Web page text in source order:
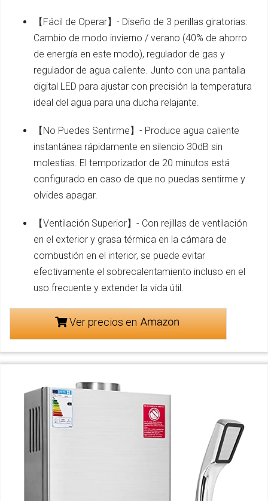
【Fácil de Operar】- Diseño de 3 perillas giratorias:
Cambio de modo invierno / verano (40% de ahorro
de energía en este modo), regulador de gas y
regulador de agua caliente. Junto con una pantalla
digital LED para ajustar con precisión la temperatura
ideal del agua para una ducha relajante.
【No Puedes Sentirme】- Produce agua caliente
instantánea rápidamente en silencio 30dB sin
molestias. El temporizador de 20 minutos está
configurado en caso de que no puedas sentirme y
olvides apagar.
【Ventilación Superior】- Con rejillas de ventilación
en el exterior y grasa térmica en la cámara de
combustión en el interior, se puede evitar
efectivamente el sobrecalentamiento incluso en el
uso frecuente y extender la vida útil.
Ver precios en